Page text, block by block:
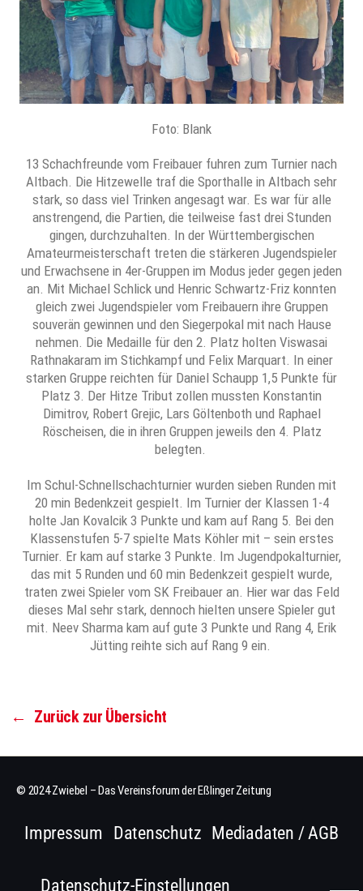
Foto: Blank
13 Schachfreunde vom Freibauer fuhren zum Turnier nach
Altbach. Die Hitzewelle traf die Sporthalle in Altbach sehr
stark, so dass viel Trinken angesagt war. Es war für alle
anstrengend, die Partien, die teilweise fast drei Stunden
gingen, durchzuhalten. In der Württembergischen
Amateurmeisterschaft treten die stärkeren Jugendspieler
und Erwachsene in 4er-Gruppen im Modus jeder gegen jeden
an. Mit Michael Schlick und Henric Schwartz-Friz konnten
gleich zwei Jugendspieler vom Freibauern ihre Gruppen
souverän gewinnen und den Siegerpokal mit nach Hause
nehmen. Die Medaille für den 2. Platz holten Viswasai
Rathnakaram im Stichkampf und Felix Marquart. In einer
starken Gruppe reichten für Daniel Schaupp 1,5 Punkte für
Platz 3. Der Hitze Tribut zollen mussten Konstantin
Dimitrov, Robert Grejic, Lars Göltenboth und Raphael
Röscheisen, die in ihren Gruppen jeweils den 4. Platz
belegten.
Im Schul-Schnellschachturnier wurden sieben Runden mit
20 min Bedenkzeit gespielt. Im Turnier der Klassen 1-4
holte Jan Kovalcik 3 Punkte und kam auf Rang 5. Bei den
Klassenstufen 5-7 spielte Mats Köhler mit – sein erstes
Turnier. Er kam auf starke 3 Punkte. Im Jugendpokalturnier,
das mit 5 Runden und 60 min Bedenkzeit gespielt wurde,
traten zwei Spieler vom SK Freibauer an. Hier war das Feld
dieses Mal sehr stark, dennoch hielten unsere Spieler gut
mit. Neev Sharma kam auf gute 3 Punkte und Rang 4, Erik
Jütting reihte sich auf Rang 9 ein.
← Zurück zur Übersicht
© 2024 Zwiebel – Das Vereinsforum der Eßlinger Zeitung
Impressum Datenschutz Mediadaten / AGB
Datenschutz-Einstellungen